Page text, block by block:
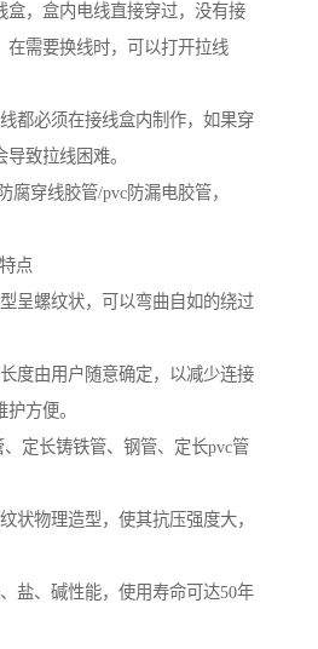
盒，盒内电线直接穿过，没有接
在需要换线时，可以打开拉线
都必须在接线盒内制作，如果穿
致拉线困难。
腐穿线胶管/pvc防漏电胶管，
点
呈螺纹状，可以弯曲自如的绕过
度由用户随意确定，以减少连接
方便。
定长铸铁管、钢管、定长pvc管
状物理造型，使其抗压强度大，
盐、碱性能，使用寿命可达50年